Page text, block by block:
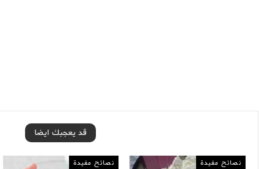
قد يعجبك ايضا
نصائح مفيدة نصائح مفيدة